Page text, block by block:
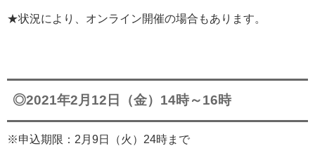
★状況により、オンライン開催の場合もあります。
◎2021年2月12日（金）14時～16時
※申込期限：2月9日（火）24時まで